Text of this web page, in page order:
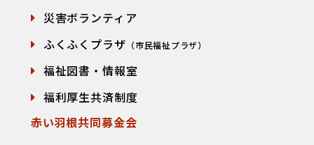
災害ボランティア
ふくふくプラザ （市民福祉プラザ）
福祉図書・情報室
福利厚生共済制度
赤い羽根共同募金会